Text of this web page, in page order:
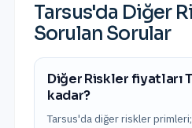
Tarsus'da Diğer
Sorulan Sorular
Diğer Riskler fiyatları
kadar?
Tarsus'da diğer riskler